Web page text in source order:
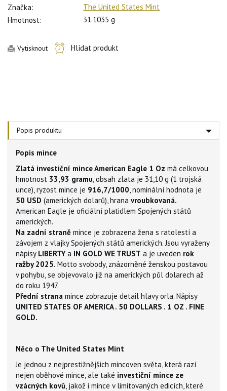
Značka:
The United States Mint
Hmotnost:
31.1035 g
Vytisknout Hlídat produkt
Popis produktu
Popis mince
Zlatá investiční mince American Eagle 1 Oz má celkovou
hmotnost 33,93 gramu , obsah zlata je 31,10 g (1 trojská
unce), ryzost mince je 916,7/1000 , nominální hodnota je
50 USD (amerických dolarů), hrana vroubkovaná.
American Eagle je oficiální platidlem Spojených států
amerických.
Na zadní straně mince je zobrazena žena s ratolestí a
závojem z vlajky Spojených států amerických. Jsou vyraženy
nápisy LIBERTYa IN GOLD WE TRUST a je uveden rok
ražby 2025. Motto svobody, znázorněné ženskou postavou
v pohybu, se objevovalo již na amerických půl dolarech až
do roku 1947.
Přední strana mince zobrazuje detail hlavy orla. Nápisy
UNITED STATES OF AMERICA . 50 DOLLARS . 1 OZ . FINE
GOLD.
Něco o The United States Mint
Je jednou z nejprestižnějších mincoven světa, která razí
nejen oběhové mince, ale také investiční mince ze
vzácných kovů , jakož i mince v limitovaných edicích, které